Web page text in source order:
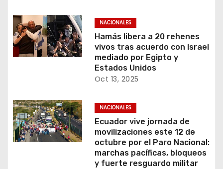
NACIONALES
Hamás libera a 20 rehenes
vivos tras acuerdo con Israel
mediado por Egipto y
Estados Unidos
Oct 13, 2025
NACIONALES
Ecuador vive jornada de
movilizaciones este 12 de
octubre por el Paro Nacional:
marchas pacíficas, bloqueos
y fuerte resguardo militar